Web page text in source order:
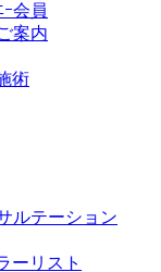
ｰ会員
案内
術
ルテーション
ーリスト